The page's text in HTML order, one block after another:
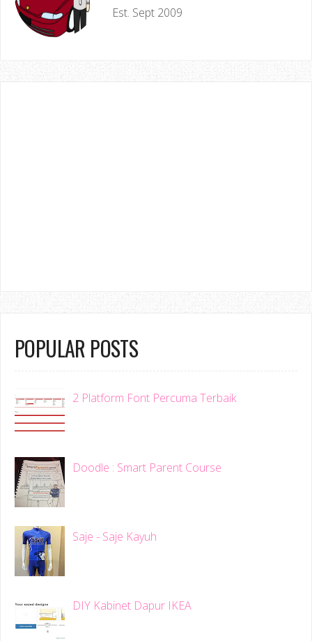
Est. Sept 2009
POPULAR POSTS
2 Platform Font Percuma Terbaik
Doodle : Smart Parent Course
Saje - Saje Kayuh
DIY Kabinet Dapur IKEA